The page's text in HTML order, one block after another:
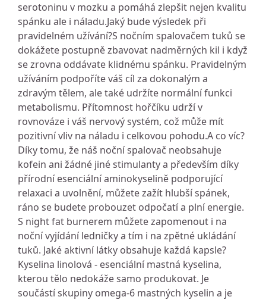
serotoninu v mozku a pomáhá zlepšit nejen kvalitu
spánku ale i náladu.Jaký bude výsledek při
pravidelném užívání?S nočním spalovačem tuků se
dokážete postupně zbavovat nadměrných kil i když
se zrovna oddávate klidnému spánku. Pravidelným
užíváním podpoříte váš cíl za dokonalým a
zdravým tělem, ale také udržíte normální funkci
metabolismu. Přítomnost hořčíku udrží v
rovnováze i váš nervový systém, což může mít
pozitivní vliv na náladu i celkovou pohodu.A co víc?
Díky tomu, že náš noční spalovač neobsahuje
kofein ani žádné jiné stimulanty a především díky
přírodní esenciální aminokyselině podporující
relaxaci a uvolnění, můžete zažít hlubší spánek,
ráno se budete probouzet odpočatí a plní energie.
S night fat burnerem můžete zapomenout i na
noční vyjídání ledničky a tím i na zpětné ukládání
tuků. Jaké aktivní látky obsahuje každá kapsle?
Kyselina linolová - esenciální mastná kyselina,
kterou tělo nedokáže samo produkovat. Je
součástí skupiny omega-6 mastných kyselin a je